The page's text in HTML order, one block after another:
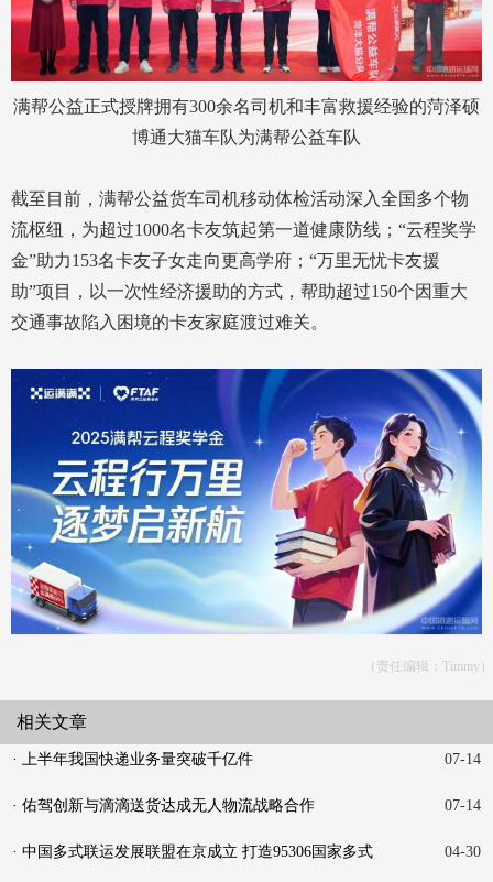
满帮公益正式授牌拥有300余名司机和丰富救援经验的菏泽硕
博通大猫车队为满帮公益车队
截至目前，满帮公益货车司机移动体检活动深入全国多个物
流枢纽，为超过1000名卡友筑起第一道健康防线；“云程奖学
金”助力153名卡友子女走向更高学府；“万里无忧卡友援
助”项目，以一次性经济援助的方式，帮助超过150个因重大
交通事故陷入困境的卡友家庭渡过难关。
（责任编辑：Timmy）
相关文章
· 上半年我国快递业务量突破千亿件 07-14
· 佑驾创新与滴滴送货达成无人物流战略合作 07-14
· 中国多式联运发展联盟在京成立 打造95306国家多式
04-30